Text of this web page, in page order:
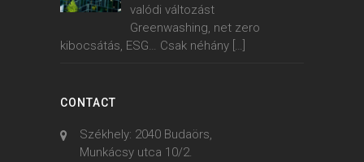
valódi változást
Greenwashing, net zero
kibocsátás, ESG… Csak néhány […]
CONTACT
Székhely: 2040 Budaörs,
Munkácsy utca 10/2.